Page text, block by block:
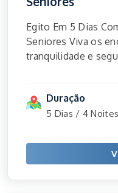
Egito Em 5 Dias
Seniores Viva os
tranquilidade e
Duração
5 Dias / 4 Noites